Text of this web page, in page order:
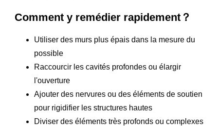
Comment y remédier rapidement？
Utiliser des murs plus épais dans la mesure du
possible
Raccourcir les cavités profondes ou élargir
l'ouverture
Ajouter des nervures ou des éléments de soutien
pour rigidifier les structures hautes
Diviser des éléments très profonds ou complexes